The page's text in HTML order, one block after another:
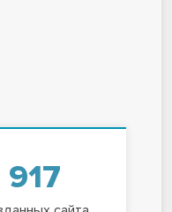
917